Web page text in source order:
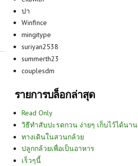
ปา
Winfince
mingitype
suriyan2538
summerth23
couplesdm
รายการบล็อกล่าสุด
Read Only
วิธีทำสับปะรดกวน ง่ายๆ เก็บไว้ได้นาน
ทางเดินในสวนกล้วย
ปลูกกล้วยเพื่อเป็นอาหาร
เร็วๆนี้